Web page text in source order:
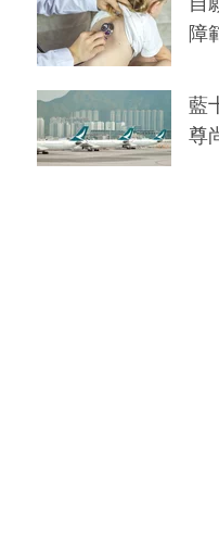
障
藍
尊